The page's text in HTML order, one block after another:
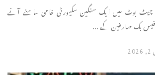
بوٹ میں ایک سنگین سکیورٹی خامی سامنے آنے
فیس بک صارفین کے ...